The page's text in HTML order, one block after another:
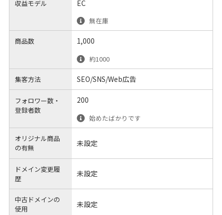
収益モデル EC
無在庫
商品数 1,000
約1000
集客方法 SEO/SNS/Web広告
フォロワー数・
登録者数
200
始めたばかりです
オリジナル商品
の有無
未設定
ドメイン変更履
歴
未設定
中古ドメインの
使用
未設定